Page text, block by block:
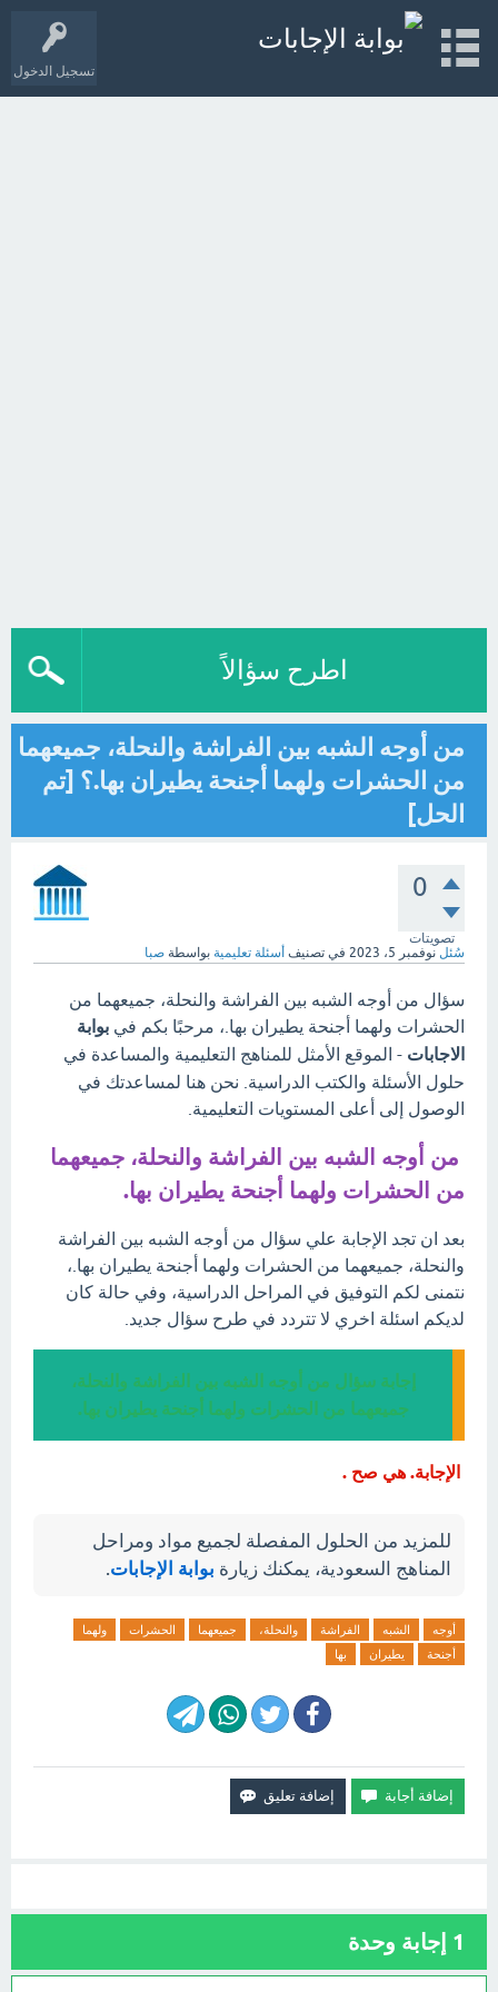
تسجيل الدخول
اطرح سؤالاً
من أوجه الشبه بين الفراشة والنحلة، جميعهما
من الحشرات ولهما أجنحة يطيران بها.؟ [تم
الحل]
0
تصويتات
سُئل نوفمبر 5، 2023 في تصنيف أسئلة تعليمية بواسطة صبا
سؤال من أوجه الشبه بين الفراشة والنحلة، جميعهما من
الحشرات ولهما أجنحة يطيران بها.، مرحبًا بكم في بوابة
الاجابات - الموقع الأمثل للمناهج التعليمية والمساعدة في
حلول الأسئلة والكتب الدراسية. نحن هنا لمساعدتك في
الوصول إلى أعلى المستويات التعليمية.
من أوجه الشبه بين الفراشة والنحلة، جميعهما
من الحشرات ولهما أجنحة يطيران بها.
بعد ان تجد الإجابة علي سؤال من أوجه الشبه بين الفراشة
والنحلة، جميعهما من الحشرات ولهما أجنحة يطيران بها.،
نتمنى لكم التوفيق في المراحل الدراسية، وفي حالة كان
لديكم اسئلة اخري لا تتردد في طرح سؤال جديد.
إجابة سؤال من أوجه الشبه بين الفراشة والنحلة،
جميعهما من الحشرات ولهما أجنحة يطيران بها.
الإجابة. هي صح .
للمزيد من الحلول المفصلة لجميع مواد ومراحل
المناهج السعودية، يمكنك زيارة بوابة الإجابات.
أوجه الشبه الفراشة والنحلة، جميعهما الحشرات
ولهما
أجنحة
يطيران بها
1 إجابة وحدة